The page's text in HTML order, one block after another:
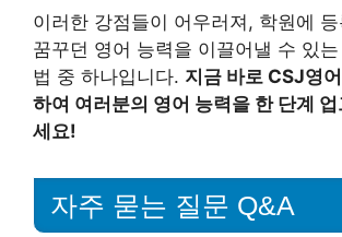
이러한 강점들이 어우러져, 학원에
꿈꾸던 영어 능력을 이끌어낼 수 있
법 중 하나입니다. 지금 바로 CSJ영
하여 여러분의 영어 능력을 한 단계
세요!
자주 묻는 질문 Q&A